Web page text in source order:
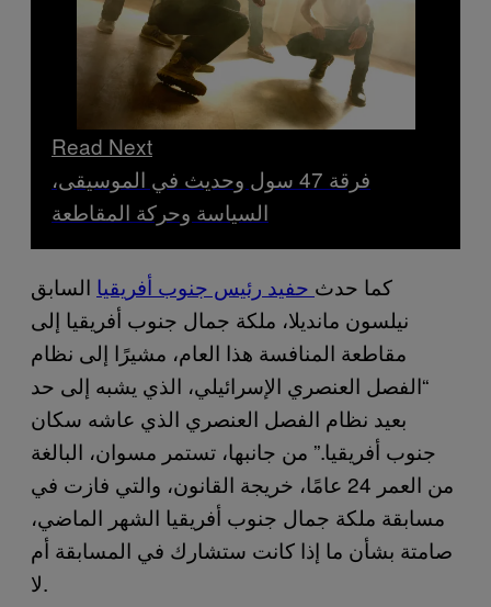
Read Next
فرقة 47 سول وحديث في الموسيقى،
السياسة وحركة المقاطعة
كما حدث حفيد رئيس جنوب أفريقيا السابق
نيلسون مانديلا، ملكة جمال جنوب أفريقيا إلى
مقاطعة المنافسة هذا العام، مشيرًا إلى نظام
“الفصل العنصري الإسرائيلي، الذي يشبه إلى حد
بعيد نظام الفصل العنصري الذي عاشه سكان
جنوب أفريقيا.” من جانبها، تستمر مسوان، البالغة
من العمر 24 عامًا، خريجة القانون، والتي فازت في
مسابقة ملكة جمال جنوب أفريقيا الشهر الماضي،
صامتة بشأن ما إذا كانت ستشارك في المسابقة أم
لا.